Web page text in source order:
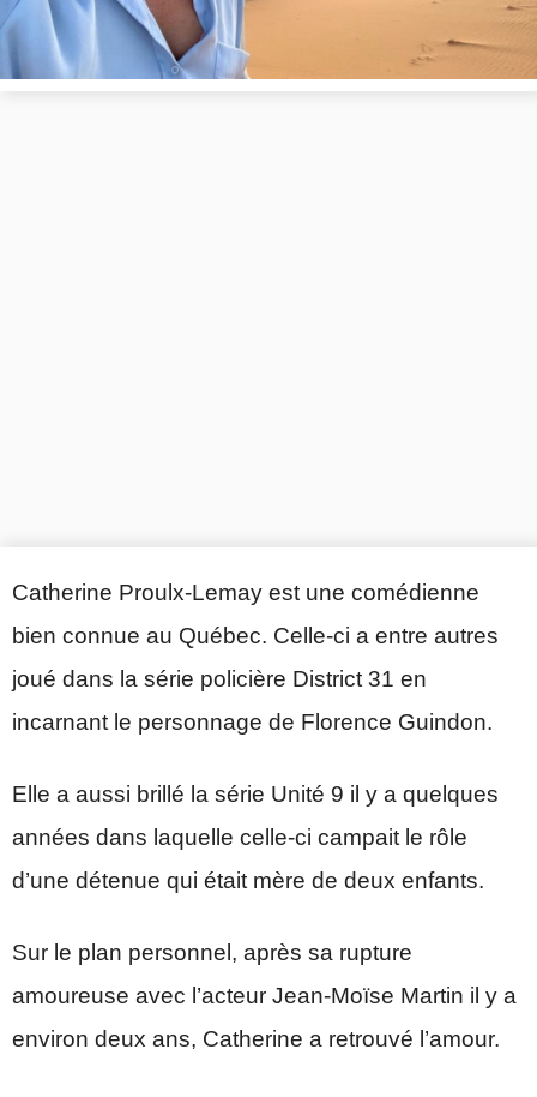
Catherine Proulx-Lemay est une comédienne
bien connue au Québec. Celle-ci a entre autres
joué dans la série policière District 31 en
incarnant le personnage de Florence Guindon.
Elle a aussi brillé la série Unité 9 il y a quelques
années dans laquelle celle-ci campait le rôle
d’une détenue qui était mère de deux enfants.
Sur le plan personnel, après sa rupture
amoureuse avec l’acteur Jean-Moïse Martin il y a
environ deux ans, Catherine a retrouvé l’amour.